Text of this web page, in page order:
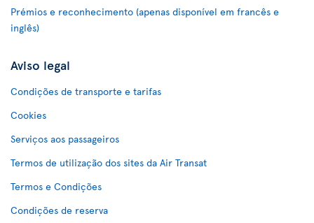
Prémios e reconhecimento (apenas disponível em francês e
inglês)
Aviso legal
Condições de transporte e tarifas
Cookies
Serviços aos passageiros
Termos de utilização dos sites da Air Transat
Termos e Condições
Condições de reserva